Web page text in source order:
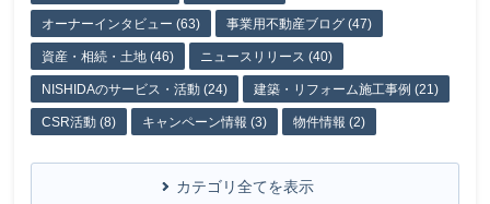
オーナーインタビュー (63) 事業用不動産ブログ (47)
資産・相続・土地 (46) ニュースリリース (40)
NISHIDAのサービス・活動 (24) 建築・リフォーム施工事例 (21)
CSR活動 (8) キャンペーン情報 (3) 物件情報 (2)
カテゴリ全てを表示